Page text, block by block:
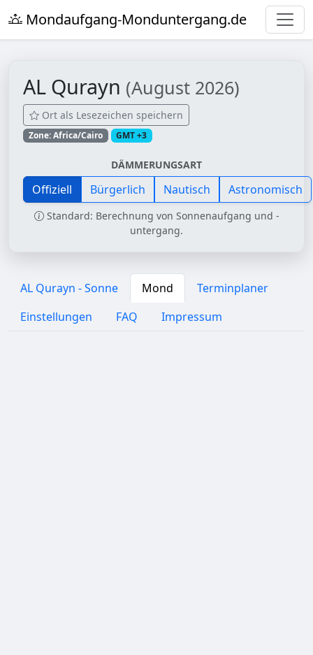
Mondaufgang-Monduntergang.de
AL Qurayn (August 2026)
Ort als Lesezeichen speichern
Zone: Africa/Cairo GMT +3
DÄMMERUNGSART
Offiziell Bürgerlich Nautisch Astronomisch
Standard: Berechnung von Sonnenaufgang und -
untergang.
AL Qurayn - Sonne Mond
Terminplaner
Einstellungen
FAQ Impressum